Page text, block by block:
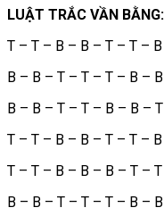
LUẬT TRẮC VẦN BẰNG:
T – T – B – B – T – T –
B – B – T – T – T – B –
B – B – T – T – B – B –
T – T – B – B – T – T –
T – T – B – B – B – T –
B – B – T – T – T – B –